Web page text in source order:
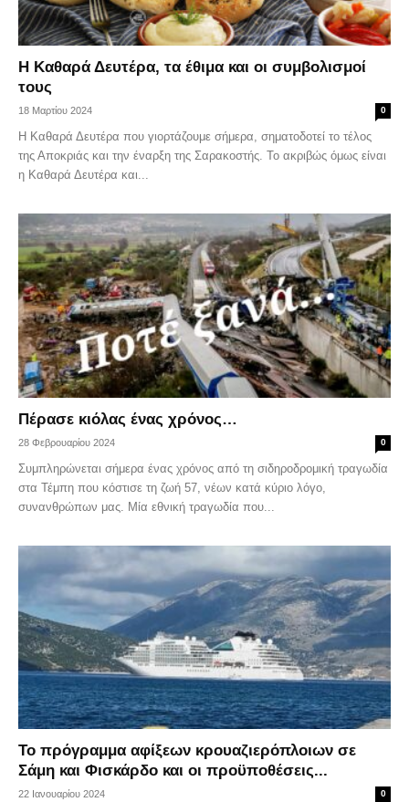
Η Καθαρά Δευτέρα, τα έθιμα και οι συμβολισμοί
τους
18 Μαρτίου 2024 0
Η Καθαρά Δευτέρα που γιορτάζουμε σήμερα, σηματοδοτεί το τέλος
της Αποκριάς και την έναρξη της Σαρακοστής. Το ακριβώς όμως είναι
η Καθαρά Δευτέρα και...
Πέρασε κιόλας ένας χρόνος…
28 Φεβρουαρίου 2024 0
Συμπληρώνεται σήμερα ένας χρόνος από τη σιδηροδρομική τραγωδία
στα Τέμπη που κόστισε τη ζωή 57, νέων κατά κύριο λόγο,
συνανθρώπων μας. Μία εθνική τραγωδία που...
Το πρόγραμμα αφίξεων κρουαζιερόπλοιων σε
Σάμη και Φισκάρδο και οι προϋποθέσεις...
22 Ιανουαρίου 2024 0